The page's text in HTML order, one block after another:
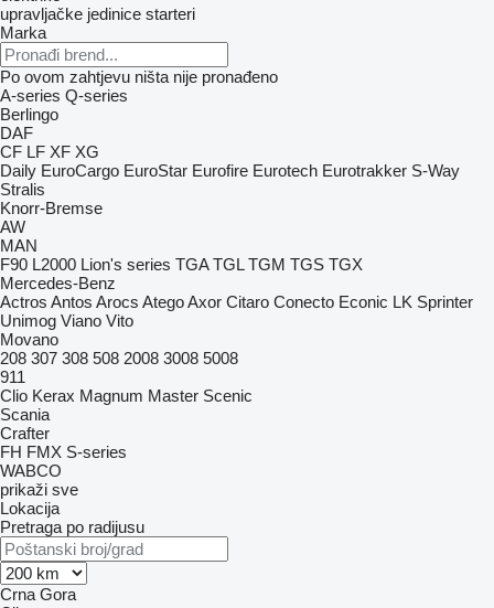
upravljačke jedinice starteri
Marka
Po ovom zahtjevu ništa nije pronađeno
A-series Q-series
Berlingo
DAF
CF LF XF XG
Daily EuroCargo EuroStar Eurofire Eurotech Eurotrakker S-Way
Stralis
Knorr-Bremse
AW
MAN
F90 L2000 Lion's series TGA TGL TGM TGS TGX
Mercedes-Benz
Actros Antos Arocs AtegoAxor Citaro Conecto Econic LK Sprinter
Unimog Viano Vito
Movano
208 307 308 508 2008 3008 5008
911
Clio Kerax Magnum Master Scenic
Scania
Crafter
FH FMX S-series
WABCO
prikaži sve
Lokacija
Pretraga po radijusu
Crna Gora